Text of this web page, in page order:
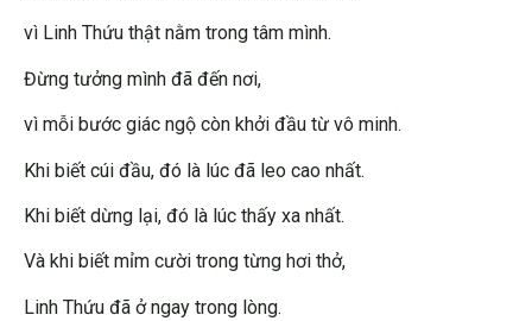
vì Linh Thứu thật nằm trong tâm mình.
Đừng tưởng mình đã đến nơi,
vì mỗi bước giác ngộ còn khởi đầu từ vô minh.
Khi biết cúi đầu, đó là lúc đã leo cao nhất.
Khi biết dừng lại, đó là lúc thấy xa nhất.
Và khi biết mỉm cười trong từng hơi thở,
Linh Thứu đã ở ngay trong lòng.